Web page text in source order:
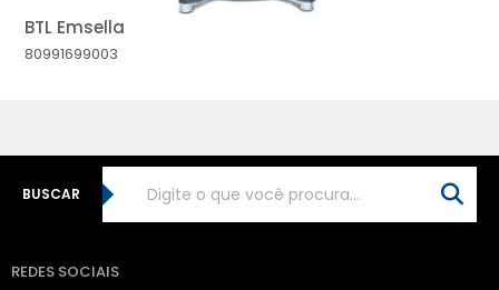
BTL Emsella
80991699003
BUSCAR
REDES SOCIAIS